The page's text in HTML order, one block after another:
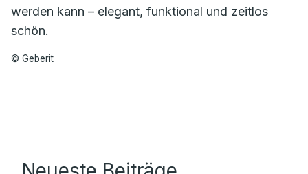
werden kann – elegant, funktional und zeitlos
schön.
© Geberit